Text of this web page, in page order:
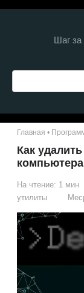
Шаг за
Главная •
Как
На чтение: 1 мин
утилиты